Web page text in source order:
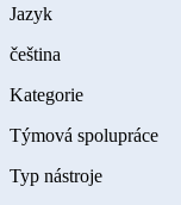
Jazyk
čeština
Kategorie
Týmová spolupráce
Typ nástroje